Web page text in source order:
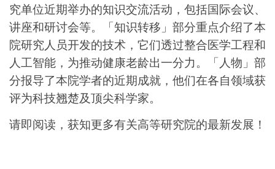
究单位近期举办的知识交流活动，包括国际会议、
讲座和研讨会等。「知识转移」部分重点介绍了本
院研究人员开发的技术，它们透过整合医学工程和
人工智能，为推动健康老龄出一分力。「人物」部
分报导了本院学者的近期成就，他们在各自领域获
评为科技翘楚及顶尖科学家。
请即阅读，获知更多有关高等研究院的最新发展！